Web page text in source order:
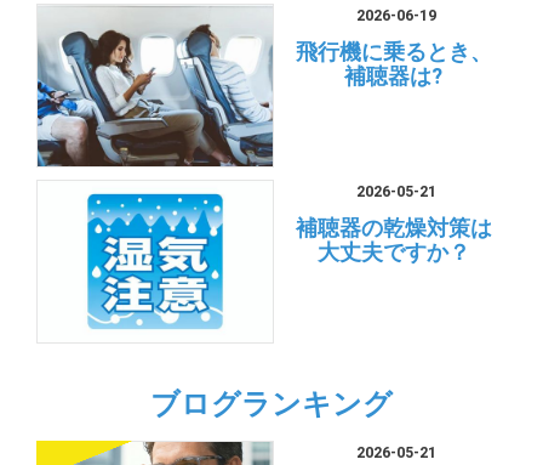
2026-06-19
飛行機に乗るとき、
補聴器は?
2026-05-21
補聴器の乾燥対策は
大丈夫ですか？
ブログランキング
2026-05-21